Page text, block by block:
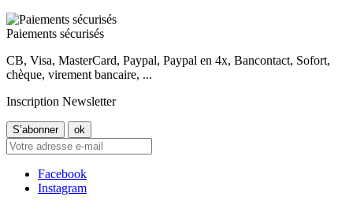
Paiements sécurisés
CB, Visa, MasterCard, Paypal, Paypal en 4x, Bancontact, Sofort,
chèque, virement bancaire, ...
Inscription Newsletter
Facebook
Instagram